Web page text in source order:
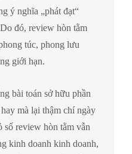
ý nghĩa „phát đạt“
đó, review hòn tằm
túc, phong lưu
giới hạn.
bài toán sở hữu phần
mà lại thậm chí ngày
số review hòn tằm vẫn
kinh doanh kinh doanh,